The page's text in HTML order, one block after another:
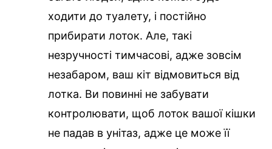
ходити до туалету, і постійно
прибирати лоток. Але, такі
незручності тимчасові, адже зовсім
незабаром, ваш кіт відмовиться від
лотка. Ви повинні не забувати
контролювати, щоб лоток вашої кішки
не падав в унітаз, адже це може її